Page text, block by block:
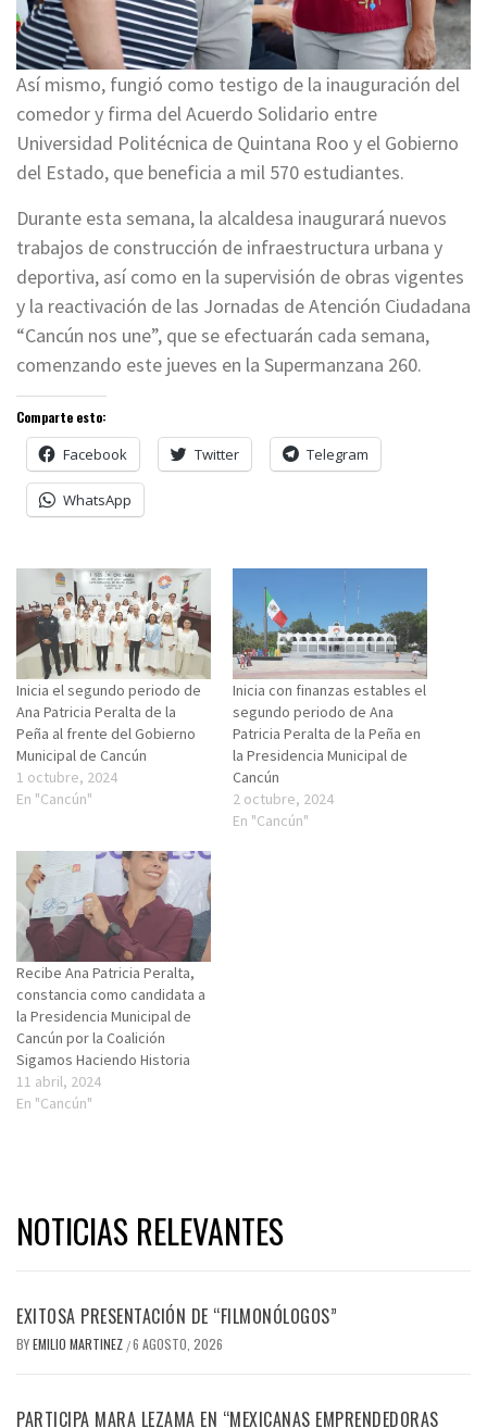
Así mismo, fungió como testigo de la inauguración del
comedor y firma del Acuerdo Solidario entre
Universidad Politécnica de Quintana Roo y el Gobierno
del Estado, que beneficia a mil 570 estudiantes.
Durante esta semana, la alcaldesa inaugurará nuevos
trabajos de construcción de infraestructura urbana y
deportiva, así como en la supervisión de obras vigentes
y la reactivación de las Jornadas de Atención Ciudadana
“Cancún nos une”, que se efectuarán cada semana,
comenzando este jueves en la Supermanzana 260.
Comparte esto:
Facebook Twitter Telegram
WhatsApp
Inicia el segundo periodo de
Ana Patricia Peralta de la
Peña al frente del Gobierno
Municipal de Cancún
1 octubre, 2024
En "Cancún"
Inicia con finanzas estables el
segundo periodo de Ana
Patricia Peralta de la Peña en
la Presidencia Municipal de
Cancún
2 octubre, 2024
En "Cancún"
Recibe Ana Patricia Peralta,
constancia como candidata a
la Presidencia Municipal de
Cancún por la Coalición
Sigamos Haciendo Historia
11 abril, 2024
En "Cancún"
NOTICIAS RELEVANTES
EXITOSA PRESENTACIÓN DE “FILMONÓLOGOS”
BYEMILIO MARTINEZ /6 AGOSTO, 2026
PARTICIPA MARA LEZAMA EN “MEXICANAS EMPRENDEDORAS